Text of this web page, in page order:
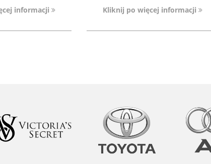
informacji Kliknij po więcej informacji